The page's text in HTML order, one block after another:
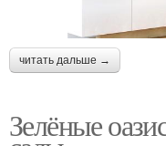
читать дальше →
Зелёные